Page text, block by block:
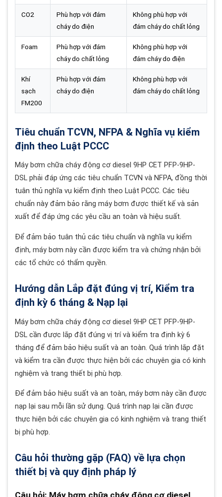
CO2
Phù hợp với đám
cháy do điện
Không phù hợp với
đám cháy do chất lỏng
Foam
Phù hợp với đám
cháy do chất lỏng
Không phù hợp với
đám cháy do điện
Khí
sạch
FM200
Phù hợp với đám
cháy do điện
Không phù hợp với
đám cháy do chất lỏng
Tiêu chuẩn TCVN, NFPA & Nghĩa vụ kiểm
định theo Luật PCCC
Máy bơm chữa cháy động cơ diesel 9HP CET PFP-9HP-
DSL phải đáp ứng các tiêu chuẩn TCVN và NFPA, đồng thời
tuân thủ nghĩa vụ kiểm định theo Luật PCCC. Các tiêu
chuẩn này đảm bảo rằng máy bơm được thiết kế và sản
xuất để đáp ứng các yêu cầu an toàn và hiệu suất.
Để đảm bảo tuân thủ các tiêu chuẩn và nghĩa vụ kiểm
định, máy bơm này cần được kiểm tra và chứng nhận bởi
các tổ chức có thẩm quyền.
Hướng dẫn Lắp đặt đúng vị trí, Kiểm tra
định kỳ 6 tháng & Nạp lại
Máy bơm chữa cháy động cơ diesel 9HP CET PFP-9HP-
DSL cần được lắp đặt đúng vị trí và kiểm tra định kỳ 6
tháng để đảm bảo hiệu suất và an toàn. Quá trình lắp đặt
và kiểm tra cần được thực hiện bởi các chuyên gia có kinh
nghiệm và trang thiết bị phù hợp.
Để đảm bảo hiệu suất và an toàn, máy bơm này cần được
nạp lại sau mỗi lần sử dụng. Quá trình nạp lại cần được
thực hiện bởi các chuyên gia có kinh nghiệm và trang thiết
bị phù hợp.
Câu hỏi thường gặp (FAQ) về lựa chọn
thiết bị và quy định pháp lý